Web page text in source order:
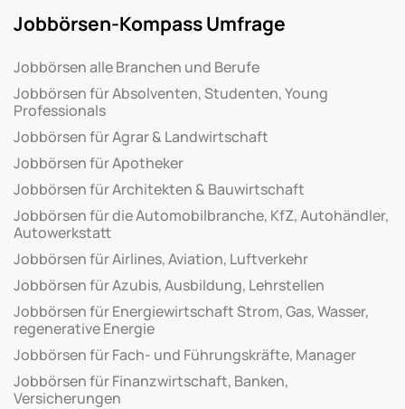
Jobbörsen-Kompass Umfrage
Jobbörsen alle Branchen und Berufe
Jobbörsen für Absolventen, Studenten, Young
Professionals
Jobbörsen für Agrar & Landwirtschaft
Jobbörsen für Apotheker
Jobbörsen für Architekten & Bauwirtschaft
Jobbörsen für die Automobilbranche, KfZ, Autohändler,
Autowerkstatt
Jobbörsen für Airlines, Aviation, Luftverkehr
Jobbörsen für Azubis, Ausbildung, Lehrstellen
Jobbörsen für Energiewirtschaft Strom, Gas, Wasser,
regenerative Energie
Jobbörsen für Fach- und Führungskräfte, Manager
Jobbörsen für Finanzwirtschaft, Banken,
Versicherungen